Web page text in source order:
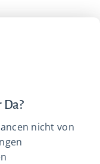
Da?
nicht von